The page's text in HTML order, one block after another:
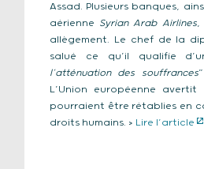
Assad. Plusieurs banques,
aérienne Syrian Arab Airlines,
allègement. Le chef de la
salué ce qu’il qualifie
l’atténuation des souffrances
L’Union européenne
pourraient être rétablies en
droits humains. > Lire l’article